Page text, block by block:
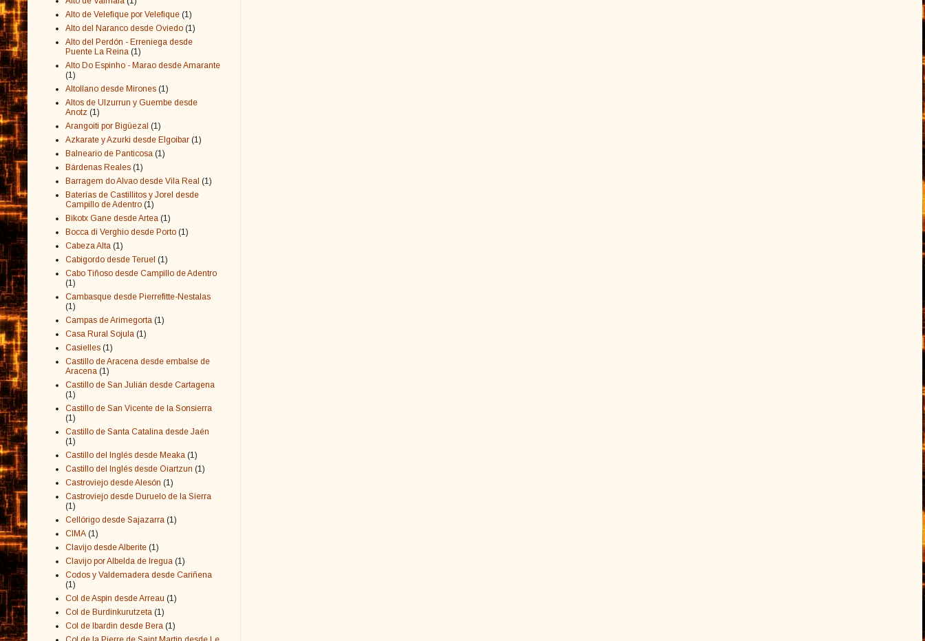
Alto de Velefique por Velefique (1)
Alto del Naranco desde Oviedo (1)
Alto del Perdón - Erreniega desde
Puente La Reina (1)
Alto Do Espinho - Marao desde Amarante
(1)
Altollano desde Mirones (1)
Altos de Ulzurrun y Guembe desde
Anotz (1)
Arangoiti por Bigüezal (1)
Azkarate y Azurki desde Elgoibar (1)
Balneario de Panticosa (1)
Bárdenas Reales (1)
Barragem do Alvao desde Vila Real (1)
Baterías de Castillitos y Jorel desde
Campillo de Adentro (1)
Bikotx Gane desde Artea (1)
Bocca di Verghio desde Porto (1)
Cabeza Alta (1)
Cabigordo desde Teruel (1)
Cabo Tiñoso desde Campillo de Adentro
(1)
Cambasque desde Pierrefitte-Nestalas
(1)
Campas de Arimegorta (1)
Casa Rural Sojula (1)
Casielles (1)
Castillo de Aracena desde embalse de
Aracena (1)
Castillo de San Julián desde Cartagena
(1)
Castillo de San Vicente de la Sonsierra
(1)
Castillo de Santa Catalina desde Jaén
(1)
Castillo del Inglés desde Meaka (1)
Castillo del Inglés desde Oiartzun (1)
Castroviejo desde Alesón (1)
Castroviejo desde Duruelo de la Sierra
(1)
Cellórigo desde Sajazarra (1)
CIMA (1)
Clavijo desde Alberite (1)
Clavijo por Albelda de Iregua (1)
Codos y Valdemadera desde Cariñena
(1)
Col de Aspin desde Arreau (1)
Col de Burdinkurutzeta (1)
Col de Ibardin desde Bera (1)